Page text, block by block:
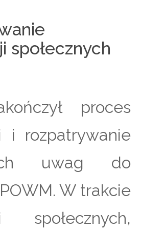
społecznych
proces
i rozpatrywanie
uwag do
W trakcie
społecznych,